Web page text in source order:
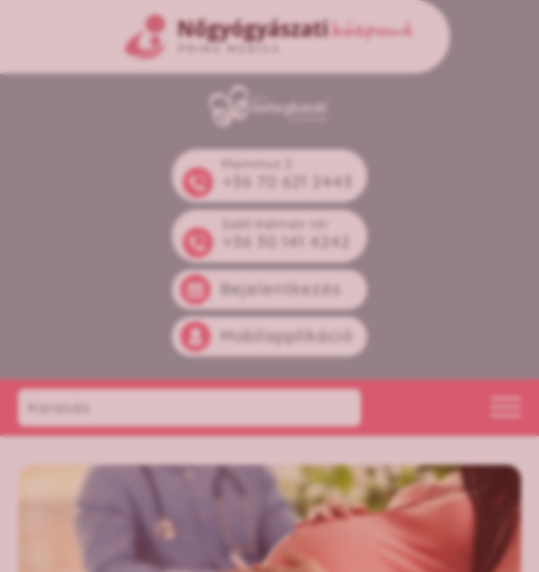
Mammut 2
+36 70 621 2443
Széll Kálmán tér
+36 30 141 4242
Bejelentkezés
Mobilapplikáció